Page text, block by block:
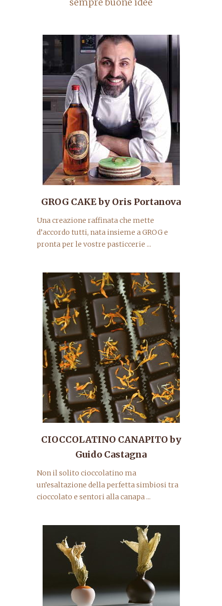
GROG CAKE by Oris Portanova
Una creazione raffinata che mette
d’accordo tutti, nata insieme a GROG e
pronta per le vostre pasticcerie ...
CIOCCOLATINO CANAPITO by
Guido Castagna
Non il solito cioccolatino ma
un’esaltazione della perfetta simbiosi tra
cioccolato e sentori alla canapa ...